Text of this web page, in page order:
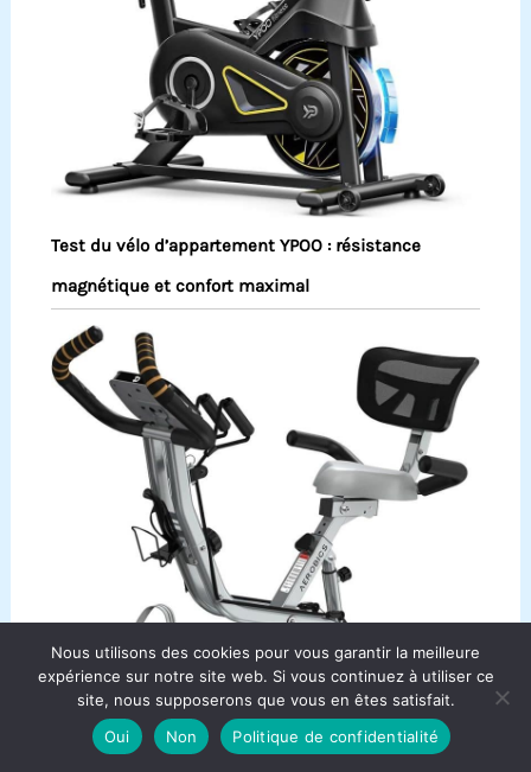
Test du vélo d’appartement YPOO : résistance
magnétique et confort maximal
Nous utilisons des cookies pour vous garantir la meilleure
expérience sur notre site web. Si vous continuez à utiliser ce
site, nous supposerons que vous en êtes satisfait.
Oui
Non Politique de confidentialité